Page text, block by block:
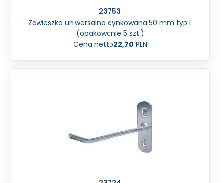
23753
Zawieszka uniwersalna cynkowana 50 mm typ L
(opakowanie 5 szt.)
Cena netto22,70 PLN